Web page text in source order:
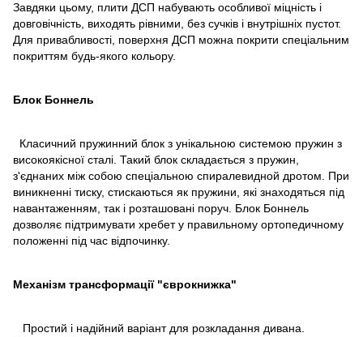
Завдяки цьому, плити ДСП набувають особливої ​​міцність і
довговічність, виходять рівними, без сучків і внутрішніх пустот.
Для привабливості, поверхня ДСП можна покрити спеціальним
покриттям будь-якого кольору.
Блок Боннель
Класичний пружинний блок з унікальною системою пружин з
високоякісної сталі. Такий блок складається з пружин,
з'єднаних між собою спеціальною спиралевидной дротом. При
виникненні тиску, стискаються як пружини, які знаходяться під
навантаженням, так і розташовані поруч. Блок Боннель
дозволяє підтримувати хребет у правильному ортопедичному
положенні під час відпочинку.
Механізм трансформації "єврокнижка"
Простий і надійний варіант для розкладання дивана.